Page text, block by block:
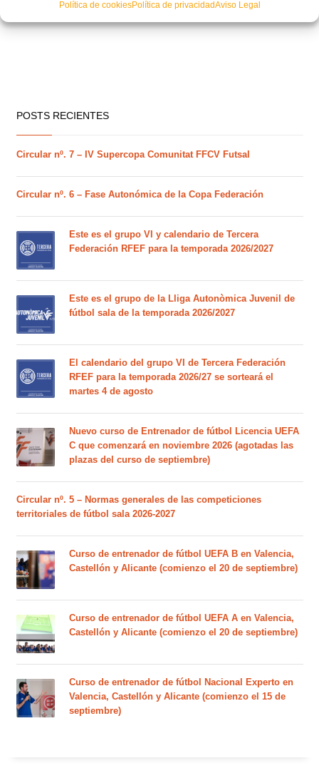
Política de cookiesPolítica de privacidadAviso Legal
POSTS RECIENTES
Circular nº. 7 – IV Supercopa Comunitat FFCV Futsal
Circular nº. 6 – Fase Autonómica de la Copa Federación
Este es el grupo VI y calendario de Tercera
Federación RFEF para la temporada 2026/2027
Este es el grupo de la Lliga Autonòmica Juvenil de
fútbol sala de la temporada 2026/2027
El calendario del grupo VI de Tercera Federación
RFEF para la temporada 2026/27 se sorteará el
martes 4 de agosto
Nuevo curso de Entrenador de fútbol Licencia UEFA
C que comenzará en noviembre 2026 (agotadas las
plazas del curso de septiembre)
Circular nº. 5 – Normas generales de las competiciones
territoriales de fútbol sala 2026-2027
Curso de entrenador de fútbol UEFA B en Valencia,
Castellón y Alicante (comienzo el 20 de septiembre)
Curso de entrenador de fútbol UEFA A en Valencia,
Castellón y Alicante (comienzo el 20 de septiembre)
Curso de entrenador de fútbol Nacional Experto en
Valencia, Castellón y Alicante (comienzo el 15 de
septiembre)